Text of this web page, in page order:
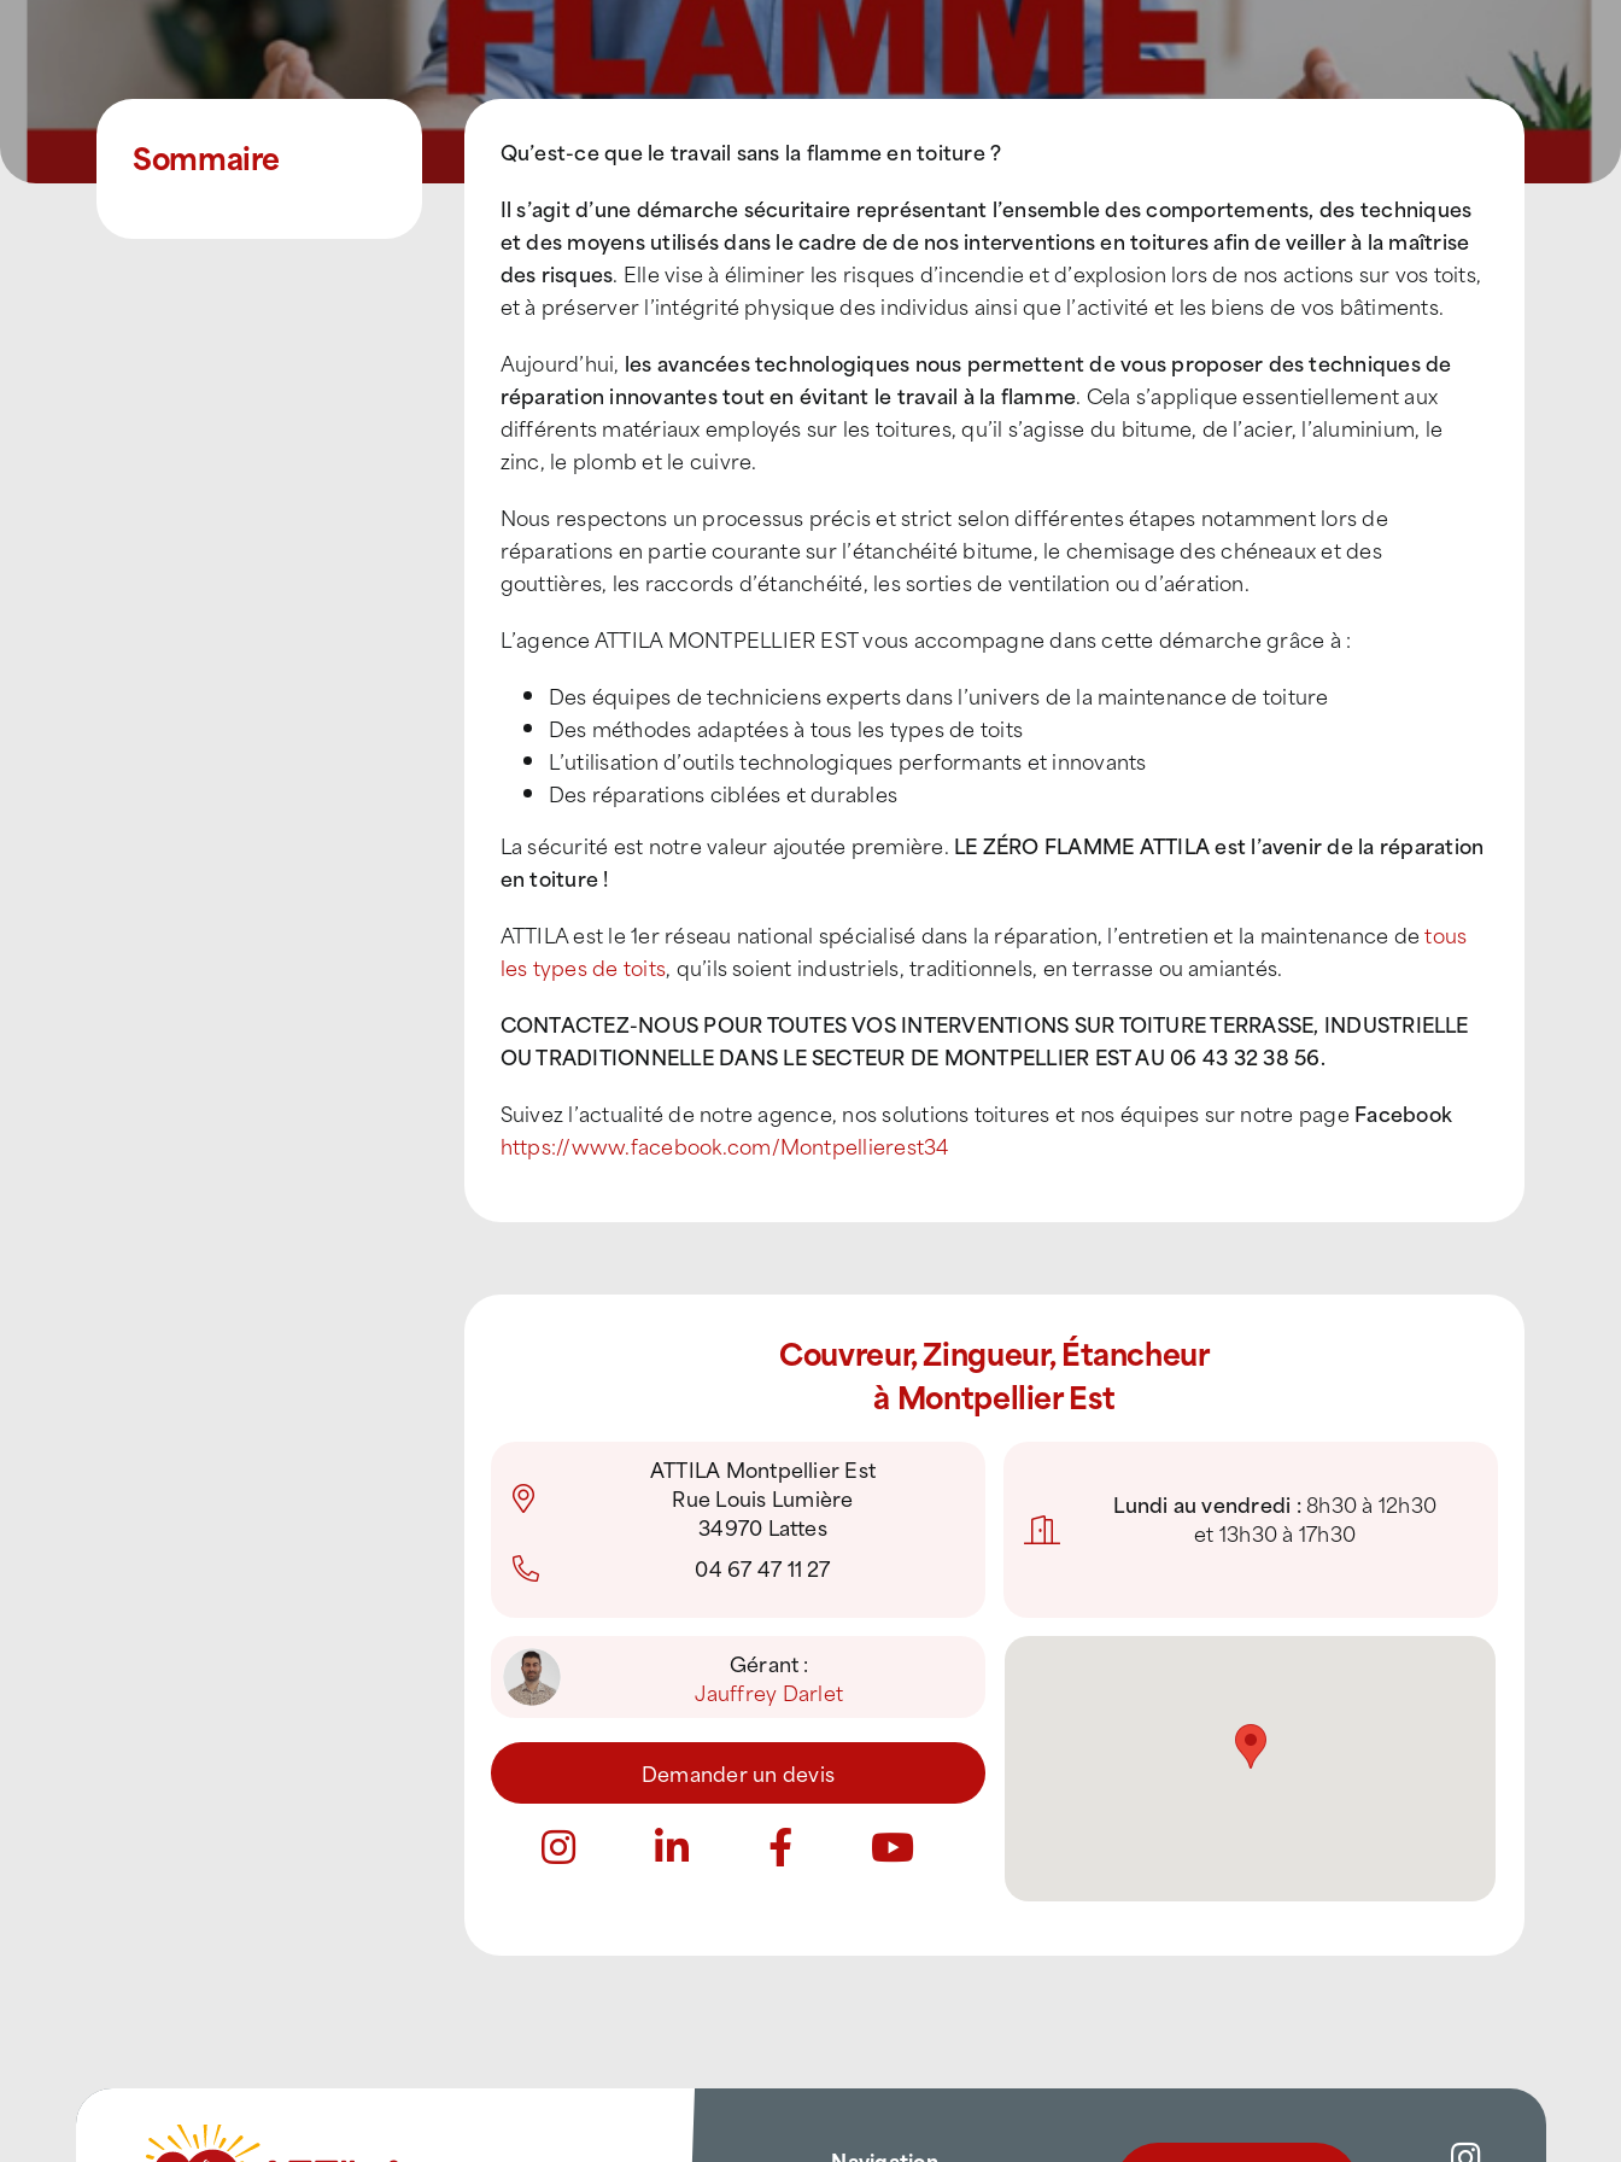
Sommaire
Qu’est-ce que le travail sans la flamme en toiture ?
Il s’agit d’une démarche sécuritaire représentant l’ensemble des comportements, des techniques
et des moyens utilisés dans le cadre de de nos interventions en toitures afin de veiller à la maîtrise
des risques. Elle vise à éliminer les risques d’incendie et d’explosion lors de nos actions sur vos toits,
et à préserver l’intégrité physique des individus ainsi que l’activité et les biens de vos bâtiments.
Aujourd’hui, les avancées technologiques nous permettent de vous proposer des techniques de
réparation innovantes tout en évitant le travail à la flamme. Cela s’applique essentiellement aux
différents matériaux employés sur les toitures, qu’il s’agisse du bitume, de l’acier, l’aluminium, le
zinc, le plomb et le cuivre.
Nous respectons un processus précis et strict selon différentes étapes notamment lors de
réparations en partie courante sur l’étanchéité bitume, le chemisage des chéneaux et des
gouttières, les raccords d’étanchéité, les sorties de ventilation ou d’aération.
L’agence ATTILA MONTPELLIER EST vous accompagne dans cette démarche grâce à :
Des équipes de techniciens experts dans l’univers de la maintenance de toiture
Des méthodes adaptées à tous les types de toits
L’utilisation d’outils technologiques performants et innovants
Des réparations ciblées et durables
La sécurité est notre valeur ajoutée première. LE ZÉRO FLAMME ATTILA est l’avenir de la réparation
en toiture !
ATTILA est le 1er réseau national spécialisé dans la réparation, l’entretien et la maintenance detous
les types de toits, qu’ils soient industriels, traditionnels, en terrasse ou amiantés.
CONTACTEZ-NOUS POUR TOUTES VOS INTERVENTIONS SUR TOITURE TERRASSE, INDUSTRIELLE
OU TRADITIONNELLE DANS LE SECTEUR DE MONTPELLIER EST AU 06 43 32 38 56.
Suivez l’actualité de notre agence, nos solutions toitures et nos équipes sur notre page Facebook
https://www.facebook.com/Montpellierest34
Couvreur, Zingueur, Étancheur
à Montpellier Est
ATTILA Montpellier Est
Rue Louis Lumière
34970 Lattes
04 67 47 11 27
Lundi au vendredi :8h30 à 12h30
et 13h30 à 17h30
Gérant :
Jauffrey Darlet
Demander un devis